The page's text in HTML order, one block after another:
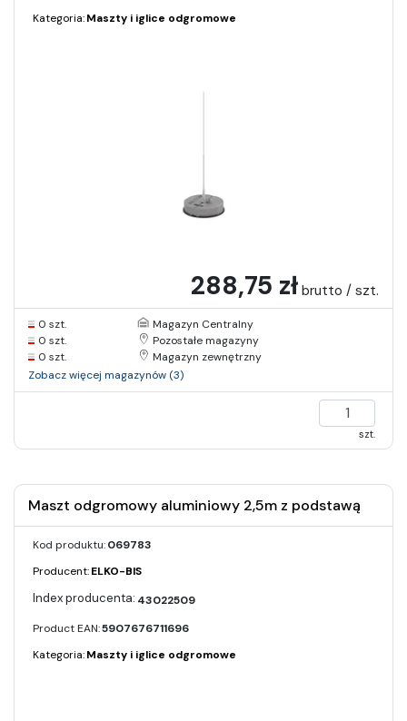
Kategoria:Maszty i iglice odgromowe
288,75 zł brutto / szt.
0 szt.
Magazyn Centralny
0 szt.
Pozostałe magazyny
0 szt.
Magazyn zewnętrzny
Zobacz więcej magazynów (3)
szt.
Maszt odgromowy aluminiowy 2,5m z podstawą
Kod produktu:069783
Producent:ELKO-BIS
43022509
Product EAN:5907676711696
Kategoria:Maszty i iglice odgromowe